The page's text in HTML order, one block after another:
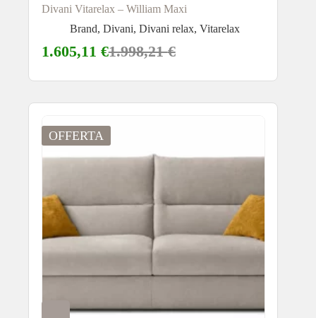
Divani Vitarelax – William Maxi
Brand, Divani, Divani relax, Vitarelax
1.998,21€
1.605,11 €
OFFERTA